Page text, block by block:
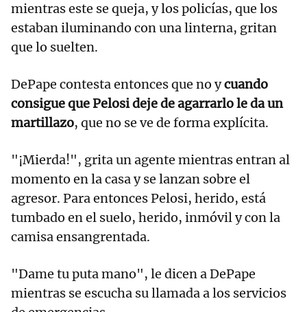
mientras este se queja, y los policías, que los
estaban iluminando con una linterna, gritan
que lo suelten.
DePape contesta entonces que no ycuando
consigue que Pelosi deje de agarrarlo le da un
martillazo, que no se ve de forma explícita.
"¡Mierda!", grita un agente mientras entran al
momento en la casa y se lanzan sobre el
agresor. Para entonces Pelosi, herido, está
tumbado en el suelo, herido, inmóvil y con la
camisa ensangrentada.
"Dame tu puta mano", le dicen a DePape
mientras se escucha su llamada a los servicios